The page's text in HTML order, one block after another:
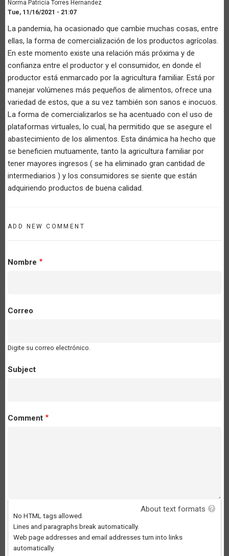
Norma Patricia Torres Hernandez
Tue, 11/16/2021 - 21:07
La pandemia, ha ocasionado que cambie muchas cosas, entre
ellas, la forma de comercialización de los productos agrícolas.
En este momento existe una relación más próxima y de
confianza entre el productor y el consumidor, en donde el
productor está enmarcado por la agricultura familiar. Está por
manejar volúmenes más pequeños de alimentos, ofrece una
variedad de estos, que a su vez también son sanos e inocuos.
La forma de comercializarlos se ha acentuado con el uso de
plataformas virtuales, lo cual, ha permitido que se asegure el
abastecimiento de los alimentos. Esta dinámica ha hecho que
se beneficien mutuamente, tanto la agricultura familiar por
tener mayores ingresos ( se ha eliminado gran cantidad de
intermediarios ) y los consumidores se siente que están
adquiriendo productos de buena calidad.
ADD NEW COMMENT
Nombre
Correo
Digite su correo electrónico.
Subject
Comment
About text formats
No HTML tags allowed.
Lines and paragraphs break automatically.
Web page addresses and email addresses turn into links
automatically.